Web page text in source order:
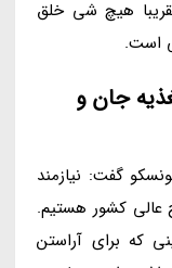
هیچ شی خلق
است.
جان و
گفت: نیازمند
عالی کشور هستیم.
که برای آراستن